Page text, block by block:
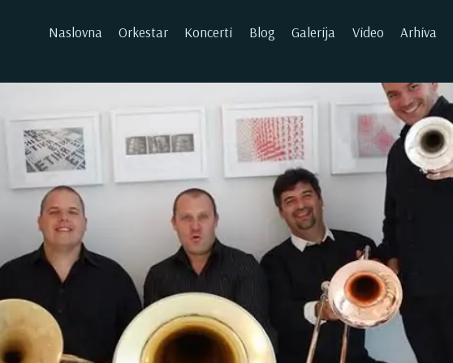
Naslovna Orkestar Koncerti Blog Galerija Video Arhiva